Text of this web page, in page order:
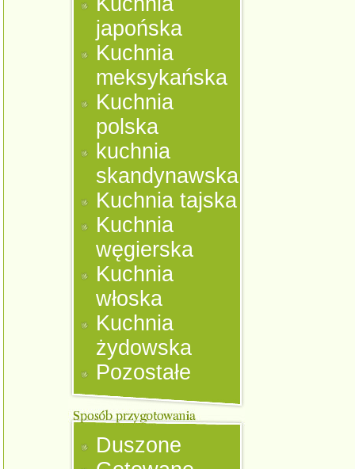
japońska
Kuchnia
meksykańska
Kuchnia
polska
kuchnia
skandynawska
Kuchnia tajska
Kuchnia
węgierska
Kuchnia
włoska
Kuchnia
żydowska
Pozostałe
Duszone